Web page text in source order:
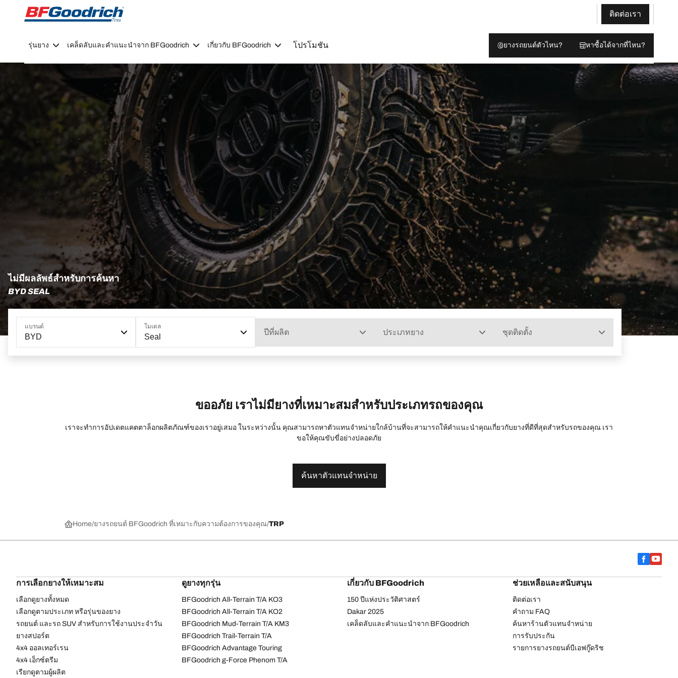
Go to page content
Go to page navigation
ติดต่อเรา
รุ่นยาง เคล็ดลับและคำแนะนำจาก BFGoodrich เกี่ยวกับ BFGoodrich โปรโมชัน ยางรถยนต์ตัวไหน? หาซื้อได้จากที่ไหน?
ไม่มีผลลัพธ์สำหรับการค้นหา
BYD SEAL
แบรนด์
BYD
โมเดล
Seal
ปีที่ผลิต ประเภทยาง ชุดติดตั้ง
ขออภัย เราไม่มียางที่เหมาะสมสำหรับประเภทรถของคุณ
เราจะทำการอัปเดตแคตตาล็อกผลิตภัณฑ์ของเราอยู่เสมอ ในระหว่างนั้น คุณสามารถหาตัวแทนจำหน่ายใกล้บ้านที่จะสามารถให้คำแนะนำคุณเกี่ยวกับยางที่ดีที่สุดสำหรับรถของคุณ เรา
ขอให้คุณขับขี่อย่างปลอดภัย
ค้นหาตัวแทนจำหน่าย
Home ยางรถยนต์ BFGoodrich ที่เหมาะกับความต้องการของคุณ TRP
การเลือกยางให้เหมาะสม
เลือกดูยางทั้งหมด
เลือกดูตามประเภท หรือรุ่นของยาง
รถยนต์ และรถ SUV สำหรับการใช้งานประจำวัน
ยางสปอร์ต
4x4 ออลเทอร์เรน​
4x4 เอ็กซ์ตรีม​
เรียกดูตามผู้ผลิต
ดูยางทุกรุ่น
BFGoodrich All-Terrain T/A KO3
BFGoodrich All-Terrain T/A KO2
BFGoodrich Mud-Terrain T/A KM3
BFGoodrich Trail-Terrain T/A
BFGoodrich Advantage Touring
BFGoodrich g-Force Phenom T/A
เกี่ยวกับ BFGoodrich
150 ปีแห่งประวัติศาสตร์
Dakar 2025
เคล็ดลับและคำแนะนำจาก BFGoodrich
ช่วยเหลือและสนับสนุน
ติดต่อเรา
คำถาม FAQ
ค้นหาร้านตัวแทนจำหน่าย
การรับประกัน
รายการยางรถยนต์บีเอฟกู๊ดริช